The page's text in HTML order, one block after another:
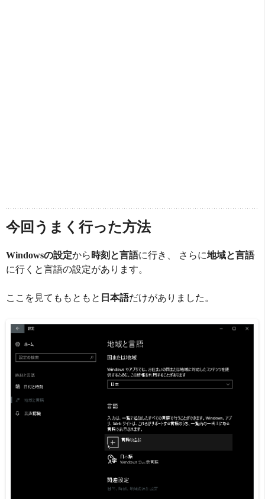
今回うまく行った方法
Windowsの設定から 時刻と言語に行き、 さらに地域と言語
に行くと言語の設定があります。
ここを見てももともと 日本語だけがありました。